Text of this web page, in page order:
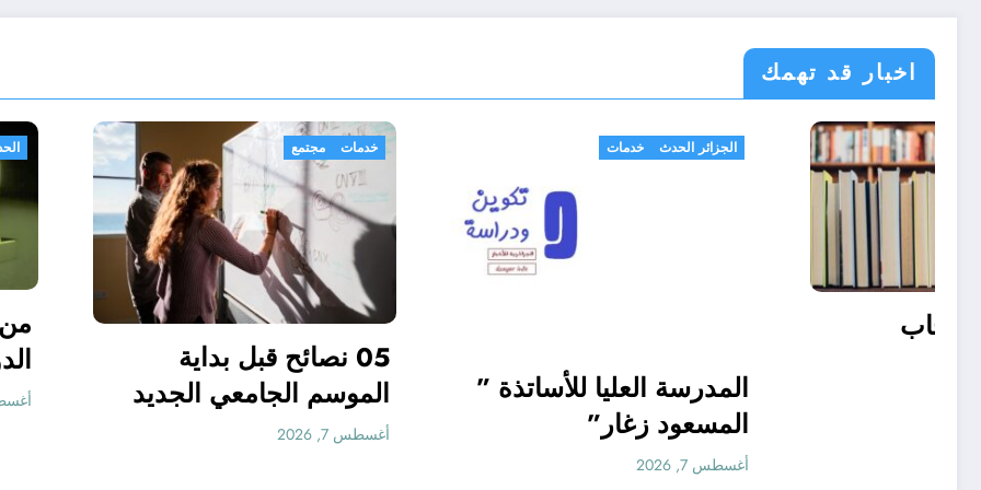
اخبار قد تهمك
مجتمع
05 نصائح قبل بداية
الموسم الجامعي
المدرسة العليا للأساتذة ”
امن و استراتيجيا
كتب أهملها أصحاب